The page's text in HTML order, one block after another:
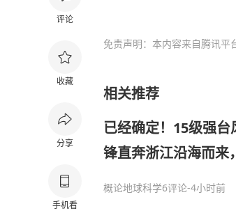
评论
收藏
分享
手机看
免责声明：本内容来自腾讯平
相关推荐
已经确定！15级强台
锋直奔浙江沿海而来
概论地球科学6评论-4小时前